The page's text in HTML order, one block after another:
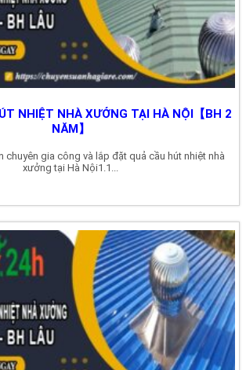
NHIỆT NHÀ XƯỞNG TẠI HÀ NỘI【BH 2
NĂM】
chuyên gia công và lắp đặt quả cầu hút nhiệt nhà
xưởng tại Hà Nội1.1...